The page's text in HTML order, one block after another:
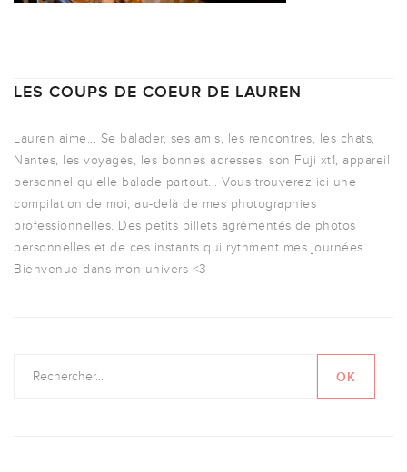
LES COUPS DE COEUR DE LAUREN
Lauren aime... Se balader, ses amis, les rencontres, les chats,
Nantes, les voyages, les bonnes adresses, son Fuji xt1, appareil
personnel qu'elle balade partout... Vous trouverez ici une
compilation de moi, au-delà de mes photographies
professionnelles. Des petits billets agrémentés de photos
personnelles et de ces instants qui rythment mes journées.
Bienvenue dans mon univers <3